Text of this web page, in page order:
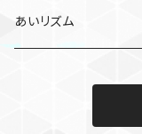
あいリズム